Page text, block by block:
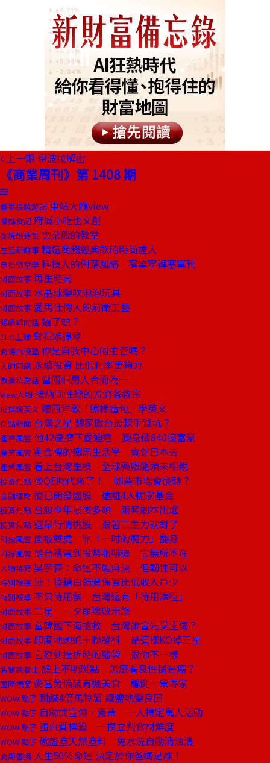
上一期 伊波拉解密
《商業周刊》第 1408 期
董事長嬉遊記 車站大廳view
饕姊食記 府城小吃也文創
發現酷建築 雲朵般的教堂
生活新鮮事 精選商務經典款的時尚達人
穿搭隨堂學 科技人的俐落風格 窄單寧褲塞軍靴
封面故事 再生時尚
封面故事 水晶球變吹泡泡玩具
封面故事 愛馬仕傳人的前衛工藝
總編輯的話 過了頭？
CEO上線 對石頭彈琴
商場自慢塾 你是自我中心的主管嗎？
大師開講 永續投資 比低利率更夠力
教養私房話 當兩個男人合而為一
View人物 接納同性戀的方濟各教宗
戒掉爛英文 聽西洋歌「照樣造句」學英文
焦點新聞 台灣之星 魏家撤台最棘手錢坑？
產業風雲 他42歲擠下愛迪達 變身價840億富豪
產業風雲 劉金標的鐵馬生活學 賣到日本去
產業風雲 看上台灣生技 全球藥廠龍頭來相親
投資焦點 後QE時代來了！ 哪些市場會翻轉？
金融理財 搶已開發國股 遠離4大輸家基金
投資焦點 台股今年最後多頭 兩套劇本出爐
投資焦點 選舉行情挑股 跟著三主力就對了
科技風雲 面板雙虎 靠「一吋的魔力」翻身
科技風雲 從台積電到投幣咖啡機 它無所不在
人物特寫 吳宇森：命運不能自決 但韌性可以
特別報導 扯！陸籍白領健保費比低收入戶少
特別報導 不只待用餐 台灣還有「待用課程」
封面故事 三星 一夕崩壞啟示錄
封面故事 當韓國下海搶救 台灣誰會先受重傷？
封面故事 印度地頭蛇＋聯發科 是這樣KO掉三星
封面故事 它碰到挫折時的腦袋 跟你不一樣
名醫談養生 臉上不明斑點 怎麼看良性還是癌？
國際視窗 麥當勞偽裝有機美食 騙倒一票專家
WOW!點子 耐鹹4倍馬鈴薯 讓鹽地變良田
WOW!點子 自助式宣傳、賣票 一人搞定萬人活動
WOW!點子 蛋白質標籤 一摸立判食材鮮度
WOW!點子 碗盤塗天然塗料 免水洗自動清油漬
商周書摘 人生50％命運 決定於你爸媽是誰！